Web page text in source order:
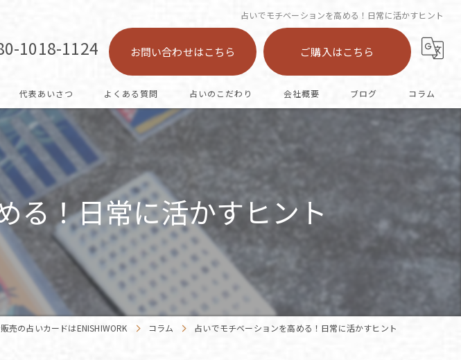
占いでモチベーションを高める！日常に活かすヒント
1018-1124 お問い合わせはこちら ご購入はこちら
代表あいさつ よくある質問 占いのこだわり
カード
オラクル
仕事
会社概要 ブログ コラム
る！日常に活かすヒント
売の占いカードはENISHIWORK コラム 占いでモチベーションを高める！日常に活かすヒント